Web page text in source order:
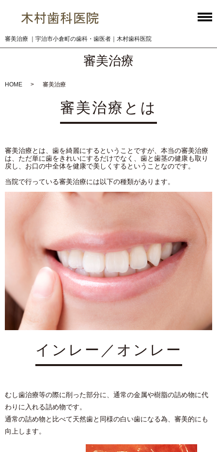
審美治療 ｜宇治市小倉町の歯科・歯医者｜木村歯科医院
審美治療
HOME 審美治療
審美治療とは
審美治療とは、⻭を綺麗にするということですが、本当の審美治療
は、ただ単に⻭をきれいにするだけでなく、⻭と⻭茎の健康も取り
戻し、お⼝の中全体を健康で美しくするということなのです。
当院で⾏っている審美治療には以下の種類があります。
インレー／オンレー
むし⻭治療等の際に削った部分に、通常の⾦属や樹脂の詰め物に代
わりに⼊れる詰め物です。
通常の詰め物と⽐べて天然⻭と同様の⽩い⻭になる為、審美的にも
向上します。